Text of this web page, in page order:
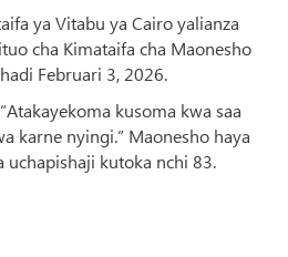
ya Vitabu ya Cairo yalianza
cha Kimataifa cha Maonesho
Februari 3, 2026.
kusoma kwa saa
karne nyingi.” Maonesho haya
kutoka nchi 83.